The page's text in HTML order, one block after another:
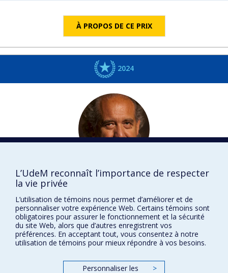
À PROPOS DE CE PRIX
2024
Jean-Jacques NATTIEZ
DISTINCTIONS
Prix et distinctions
L’UdeM reconnaît l’importance de respecter
la vie privée
L’utilisation de témoins nous permet d’améliorer et de
personnaliser votre expérience Web. Certains témoins sont
obligatoires pour assurer le fonctionnement et la sécurité
du site Web, alors que d’autres enregistrent vos
préférences. En acceptant tout, vous consentez à notre
utilisation de témoins pour mieux répondre à vos besoins.
Personnaliser les
>